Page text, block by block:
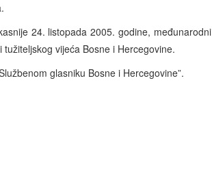
24. listopada 2005. godine, međunarodni
vijeća Bosne i Hercegovine.
glasniku Bosne i Hercegovine”.